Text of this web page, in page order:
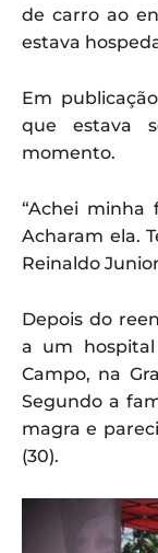
de carro ao
estava
Em
que estava
momento.
“Achei minha
Acharam ela.
Reinaldo
Depois do
a um
Campo, na
Segundo a
magra e
(30).